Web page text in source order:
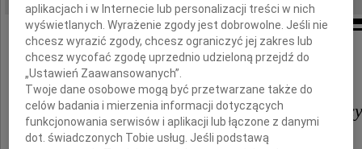
Panu Mecenasowi
Adwokatowi Edmundowi Prycy
aplikacjach i w Internecie lub personalizacji treści w nich
wyświetlanych. Wyrażenie zgody jest dobrowolne. Jeśli nie
chcesz wyrazić zgody, chcesz ograniczyć jej zakres lub
chcesz wycofać zgodę uprzednio udzieloną przejdź do
„Ustawień Zaawansowanych”.
Twoje dane osobowe mogą być przetwarzane także do
celów badania i mierzenia informacji dotyczących
funkcjonowania serwisów i aplikacji lub łączone z danymi
dot. świadczonych Tobie usług. Jeśli podstawą